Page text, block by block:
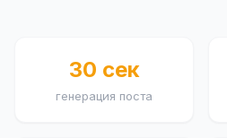
30 сек
генерация поста